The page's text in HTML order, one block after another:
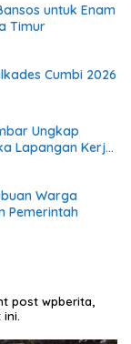
untuk Enam
Timur
Cumbi 2026
Ungkap
Lapangan Kerja
Warga
Pemerintah
post wpberita,
ini.